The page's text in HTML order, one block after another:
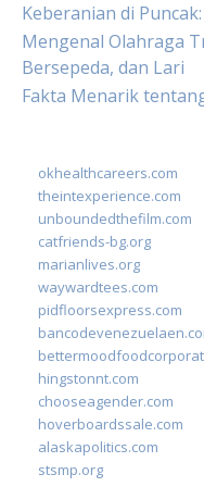
Keberanian di
Mengenal Olahraga
Bersepeda, dan Lari
Fakta Menarik
okhealthcareers.com
theintexperience.com
unboundedthefilm.com
catfriends-bg.org
marianlives.org
waywardtees.com
pidfloorsexpress.com
hingstonnt.com
chooseagender.com
hoverboardssale.com
alaskapolitics.com
stsmp.org